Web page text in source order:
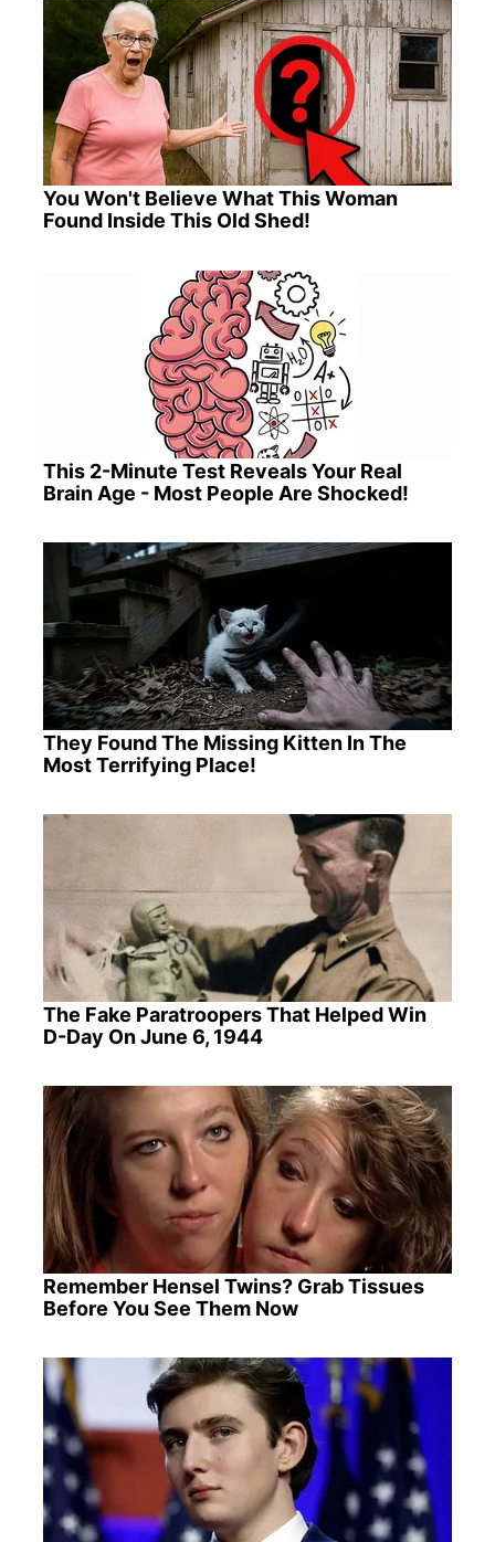
You Won't Believe What This Woman
Found Inside This Old Shed!
This 2-Minute Test Reveals Your Real
Brain Age - Most People Are Shocked!
They Found The Missing Kitten In The
Most Terrifying Place!
The Fake Paratroopers That Helped Win
D-Day On June 6, 1944
Remember Hensel Twins? Grab Tissues
Before You See Them Now